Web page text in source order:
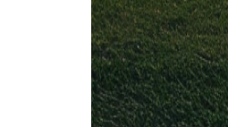
6 feb2015
Pakistan
Afghanistan
21
Pakistan (3)60%
Gelijk (2) 40%